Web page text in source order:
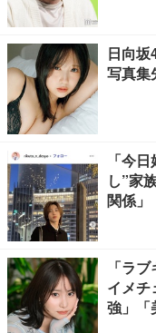
日向
写真集
「今
し”家
関係」
「ラ
イメチ
強」「